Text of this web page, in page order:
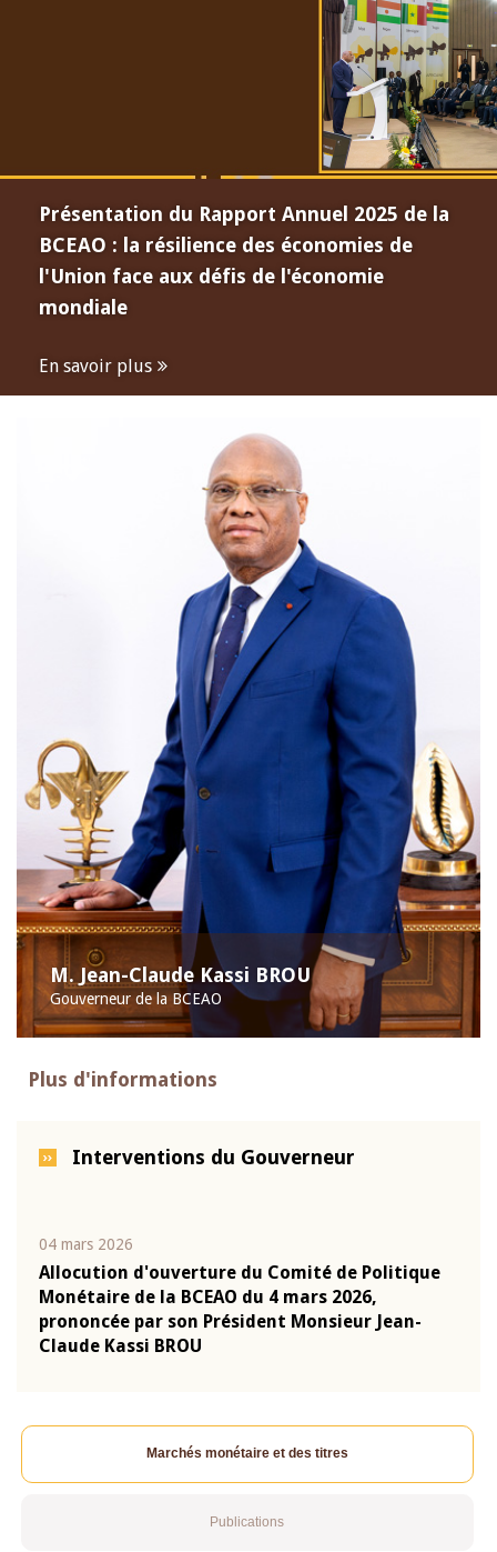
Présentation du Rapport Annuel 2025 de la
BCEAO : la résilience des économies de
l'Union face aux défis de l'économie
mondiale
En savoir plus
M. Jean-Claude Kassi BROU
Gouverneur de la BCEAO
Plus d'informations
Interventions du Gouverneur
04 mars 2026
Allocution d'ouverture du Comité de Politique
Monétaire de la BCEAO du 4 mars 2026,
prononcée par son Président Monsieur Jean-
Claude Kassi BROU
Marchés monétaire et des titres
Publications